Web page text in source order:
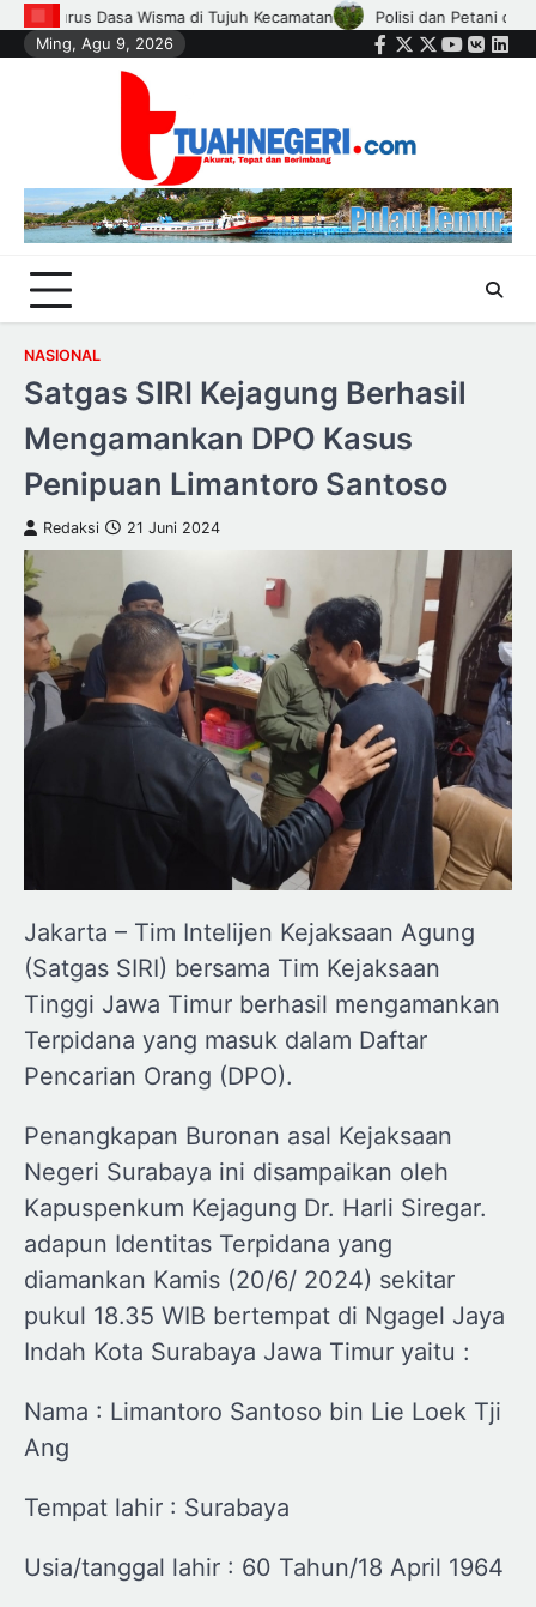
Skip
to
di Kandis Kawal Jagung 12 Hektare, Ikhtiar Menjaga Ketahanan
Ming, Agu 9, 2026
Facebook
Twitter
Instagram
Youtube
VK
NASIONAL
Satgas SIRI Kejagung Berhasil
Mengamankan DPO Kasus
Penipuan Limantoro Santoso
Redaksi 21 Juni 2024
Jakarta – Tim Intelijen Kejaksaan Agung
(Satgas SIRI) bersama Tim Kejaksaan
Tinggi Jawa Timur berhasil mengamankan
Terpidana yang masuk dalam Daftar
Pencarian Orang (DPO).
Penangkapan Buronan asal Kejaksaan
Negeri Surabaya ini disampaikan oleh
Kapuspenkum Kejagung Dr. Harli Siregar.
adapun Identitas Terpidana yang
diamankan Kamis (20/6/ 2024) sekitar
pukul 18.35 WIB bertempat di Ngagel Jaya
Indah Kota Surabaya Jawa Timur yaitu :
Nama : Limantoro Santoso bin Lie Loek Tji
Ang
Tempat lahir : Surabaya
Usia/tanggal lahir : 60 Tahun/18 April 1964